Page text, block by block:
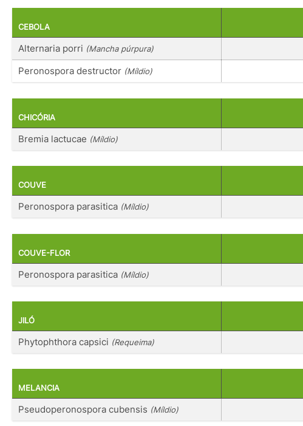
CEBOLA
Alternaria porri (Mancha púrpura)
Peronospora destructor (Míldio)
CHICÓRIA
Bremia lactucae (Míldio)
COUVE
Peronospora parasitica (Míldio)
COUVE-FLOR
Peronospora parasitica (Míldio)
JILÓ
Phytophthora capsici (Requeima)
MELANCIA
Pseudoperonospora cubensis (Míldio)